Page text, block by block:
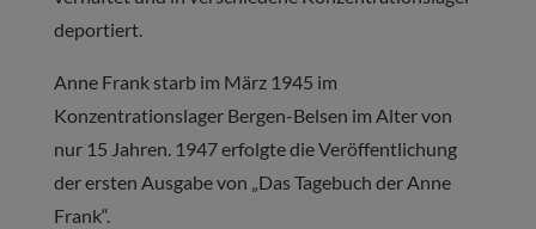
deportiert.
Anne Frank starb im März 1945 im
Konzentrationslager Bergen-Belsen im Alter von
nur 15 Jahren. 1947 erfolgte die Veröffentlichung
der ersten Ausgabe von „Das Tagebuch der Anne
Frank“.